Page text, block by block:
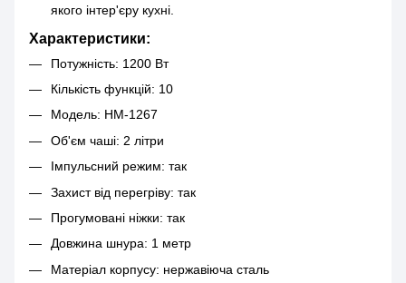
якого інтер'єру кухні.
Характеристики:
Потужність: 1200 Вт
Кількість функцій: 10
Модель: HM-1267
Об'єм чаші: 2 літри
Імпульсний режим: так
Захист від перегріву: так
Прогумовані ніжки: так
Довжина шнура: 1 метр
Матеріал корпусу: нержавіюча сталь